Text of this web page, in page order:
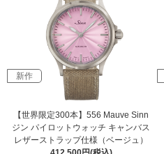
新作
【世界限定300本】556 Mauve Sinn
ジン パイロットウォッチ キャンバス
レザーストラップ仕様（ベージュ）